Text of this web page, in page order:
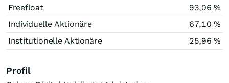
Freefloat
93,06 %
Individuelle Aktionäre
67,10 %
Institutionelle Aktionäre
25,96 %
Profil